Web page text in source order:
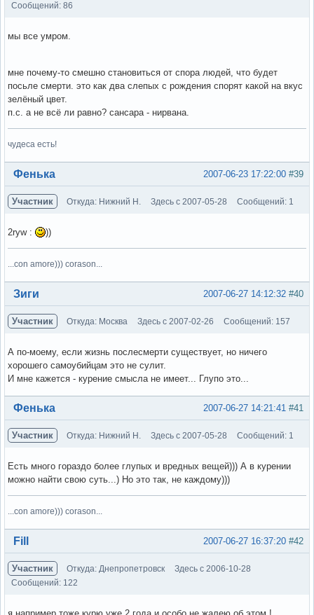
Сообщений: 86
мы все умром.
мне почему-то смешно становиться от спора людей, что будет
посьле смерти. это как два слепых с рождения спорят какой на вкус
зелёный цвет.
п.с. а не всё ли равно? сансара - нирвана.
чудеса есть!
Вне форума #39
2007-06-23 17:22:00
Фенька
Участник Откуда: Нижний Н. Здесь с 2007-05-28 Сообщений: 1
2ryw : ))
...con amore))) corason...
Вне форума #40
2007-06-27 14:12:32
Зиги
Участник Откуда: Москва Здесь с 2007-02-26 Сообщений: 157
А по-моему, если жизнь послесмерти существует, но ничего
хорошего самоубийцам это не сулит.
И мне кажется - курение смысла не имеет... Глупо это...
Вне форума #41
2007-06-27 14:21:41
Фенька
Участник Откуда: Нижний Н. Здесь с 2007-05-28 Сообщений: 1
Есть много гораздо более глупых и вредных вещей))) А в курении
можно найти свою суть...) Но это так, не каждому)))
...con amore))) corason...
Вне форума #42
2007-06-27 16:37:20
Fill
Участник Откуда: Днепропетровск
Здесь с 2006-10-28
Сообщений: 122